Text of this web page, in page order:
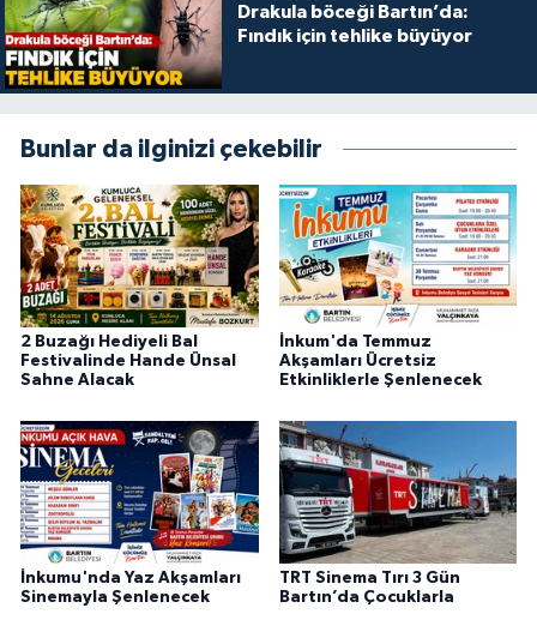
Drakula böceği Bartın’da:
Fındık için tehlike büyüyor
Bunlar da ilginizi çekebilir
2 Buzağı Hediyeli Bal
Festivalinde Hande Ünsal
Sahne Alacak
İnkum'da Temmuz
Akşamları Ücretsiz
Etkinliklerle Şenlenecek
İnkumu'nda Yaz Akşamları
Sinemayla Şenlenecek
TRT Sinema Tırı 3 Gün
Bartın’da Çocuklarla